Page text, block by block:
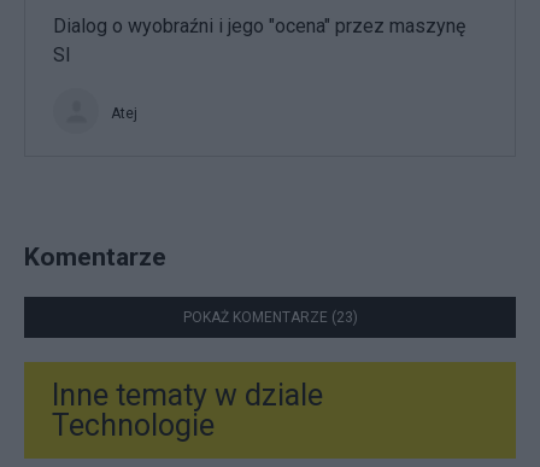
Dialog o wyobraźni i jego "ocena" przez maszynę
SI
Atej
Komentarze
POKAŻ KOMENTARZE (23)
Inne tematy w dziale
Technologie